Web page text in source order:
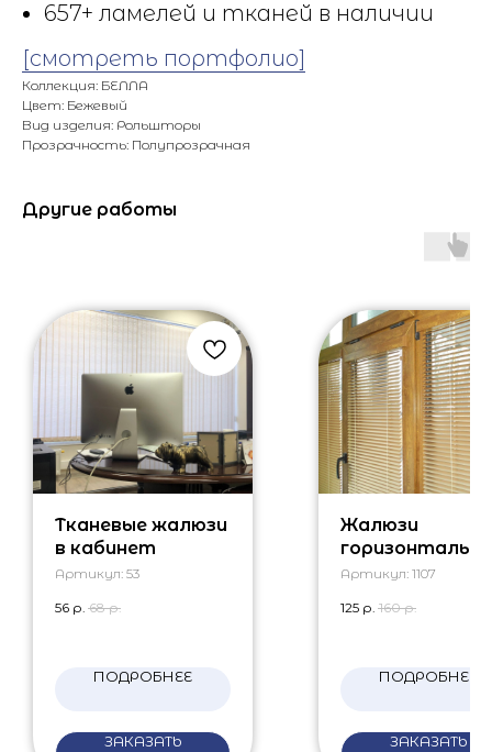
657+ ламелей и тканей в наличии
[смотреть портфолио]
Коллекция: БЕЛЛА
Цвет: Бежевый
Вид изделия: Рольшторы
Прозрачность: Полупрозрачная
Другие работы
Тканевые жалюзи
в кабинет
Артикул: 53
56 р. 68 р.
ПОДРОБНЕЕ
ЗАКАЗАТЬ
Жалюзи
изолайт с
Артикул: 1107
125 р. 160 р.
ПОДРОБНЕЕ
ЗАКАЗАТЬ